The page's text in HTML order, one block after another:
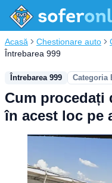
Acasă Chestionare auto
Întrebarea 999
Întrebarea 999 Categoria
Cum procedați
în acest loc pe